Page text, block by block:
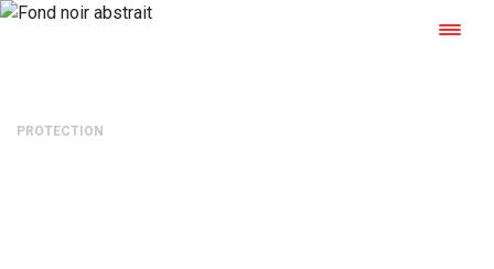
PROTECTION